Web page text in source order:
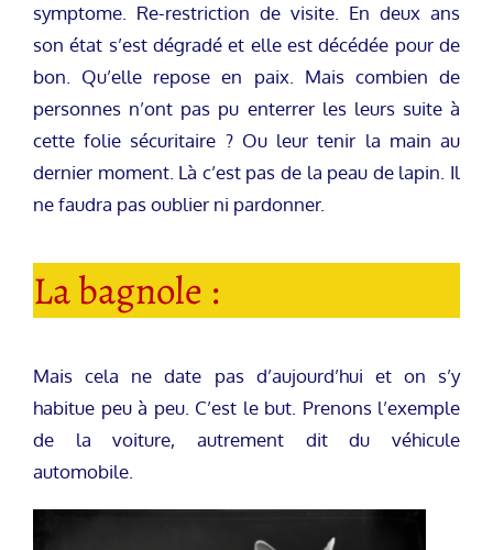
symptome. Re-restriction de visite. En deux ans
son état s’est dégradé et elle est décédée pour de
bon. Qu’elle repose en paix. Mais combien de
personnes n’ont pas pu enterrer les leurs suite à
cette folie sécuritaire ? Ou leur tenir la main au
dernier moment. Là c’est pas de la peau de lapin. Il
ne faudra pas oublier ni pardonner.
La bagnole :
Mais cela ne date pas d’aujourd’hui et on s’y
habitue peu à peu. C’est le but. Prenons l’exemple
de la voiture, autrement dit du véhicule
automobile.